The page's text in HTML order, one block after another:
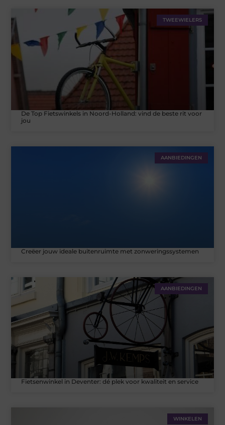
TWEEWIELERS
De Top Fietswinkels in Noord-Holland: vind de beste rit voor
jou
AANBIEDINGEN
Creëer jouw ideale buitenruimte met zonweringssystemen
AANBIEDINGEN
Fietsenwinkel in Deventer: dé plek voor kwaliteit en service
WINKELEN